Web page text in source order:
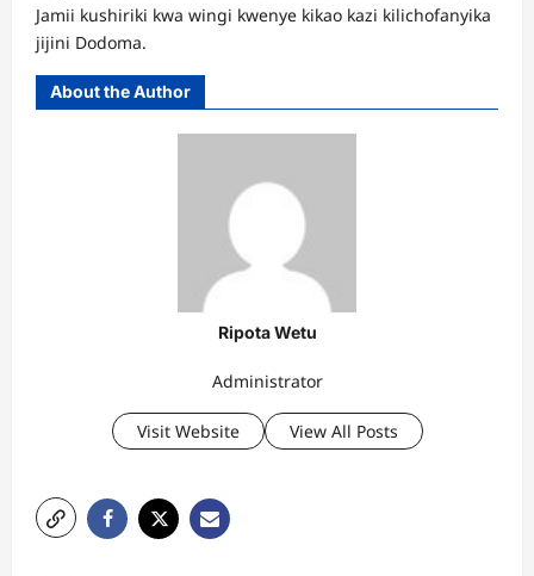
Jamii kushiriki kwa wingi kwenye kikao kazi kilichofanyika
jijini Dodoma.
About the Author
Ripota Wetu
Administrator
Visit Website View All Posts